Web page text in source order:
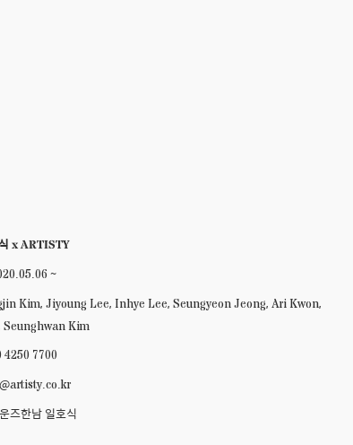
x ARTISTY
~
Kim, Jiyoung Lee, Inhye Lee, Seungyeon Jeong, Ari Kwon,
Kim
7700
즈한남 일호식